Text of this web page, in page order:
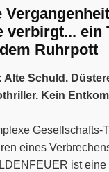
verbirgt... ein
dem Ruhrpott
Alte Schuld.
Kein
Gesellschafts-
eines
ist